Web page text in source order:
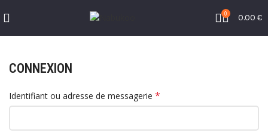
0 0.00 €
CONNEXION
Identifiant ou adresse de messagerie *